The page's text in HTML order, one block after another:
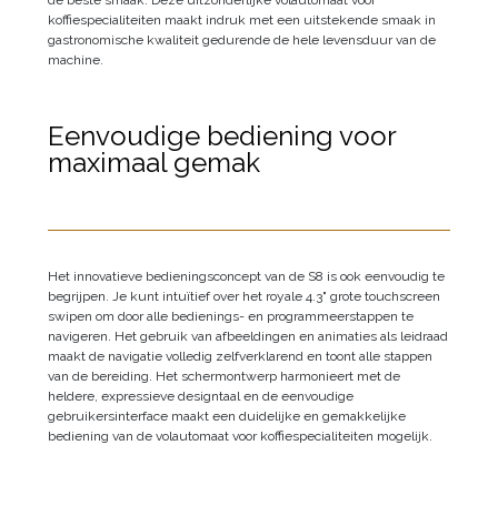
koffiespecialiteiten maakt indruk met een uitstekende smaak in
gastronomische kwaliteit gedurende de hele levensduur van de
machine.
Eenvoudige bediening voor
maximaal gemak
Het innovatieve bedieningsconcept van de S8 is ook eenvoudig te
begrijpen. Je kunt intuïtief over het royale 4.3" grote touchscreen
swipen om door alle bedienings- en programmeerstappen te
navigeren. Het gebruik van afbeeldingen en animaties als leidraad
maakt de navigatie volledig zelfverklarend en toont alle stappen
van de bereiding. Het schermontwerp harmonieert met de
heldere, expressieve designtaal en de eenvoudige
gebruikersinterface maakt een duidelijke en gemakkelijke
bediening van de volautomaat voor koffiespecialiteiten mogelijk.